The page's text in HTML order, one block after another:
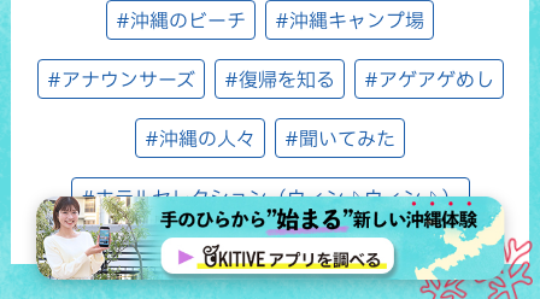
#沖縄のビーチ #沖縄キャンプ場
#アナウンサーズ #復帰を知る #アゲアゲめし
#沖縄の人々 #聞いてみた
#ホテルセレクション（ウィン♪ウィン♪）